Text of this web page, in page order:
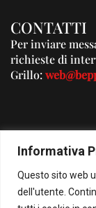
Informativa
Questo sito web
dell'utente.
CONTATTI
Per inviare
richieste di
Grillo: